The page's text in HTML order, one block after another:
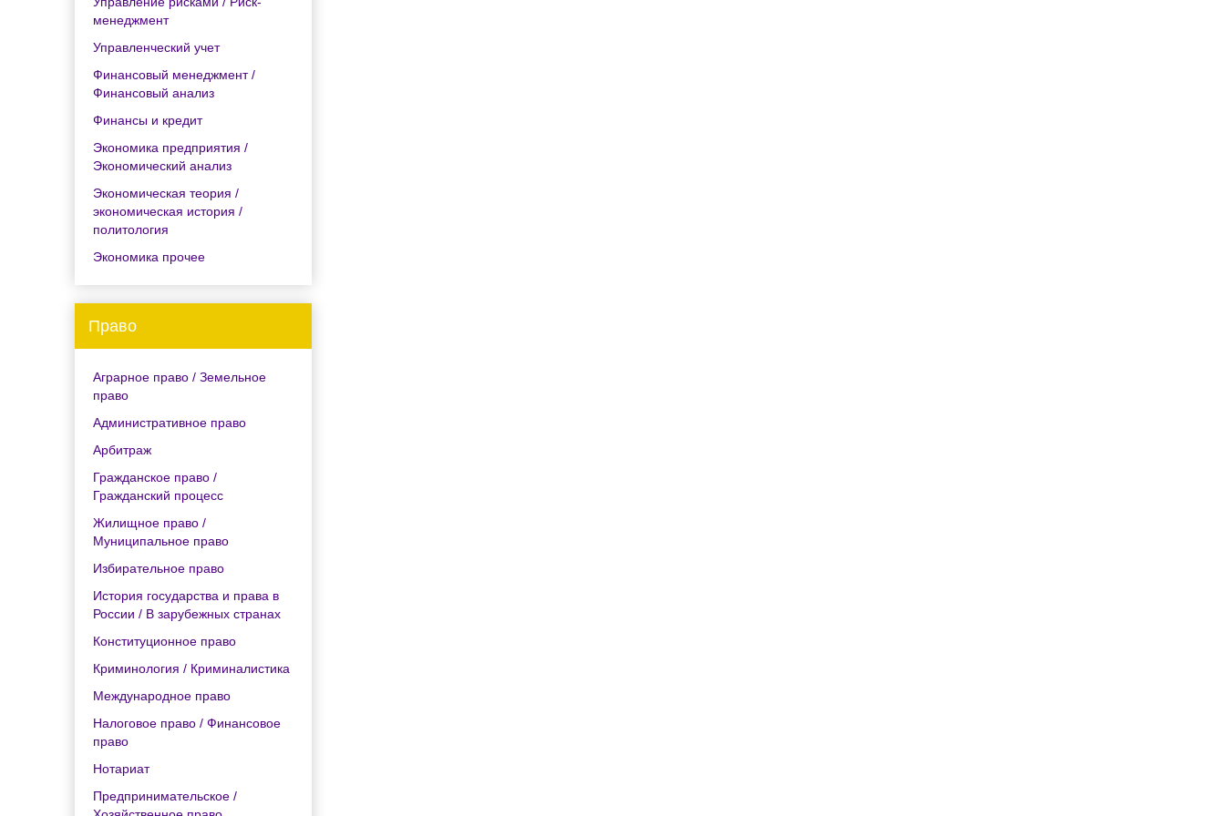
менеджмент
Управленческий учет
Финансовый менеджмент /
Финансовый анализ
Финансы и кредит
Экономика предприятия /
Экономический анализ
Экономическая теория /
экономическая история /
политология
Экономика прочее
Право
Аграрное право / Земельное
право
Административное право
Арбитраж
Гражданское право /
Гражданский процесс
Жилищное право /
Муниципальное право
Избирательное право
История государства и права в
России / В зарубежных странах
Конституционное право
Криминология / Криминалистика
Международное право
Налоговое право / Финансовое
право
Нотариат
Предпринимательское /